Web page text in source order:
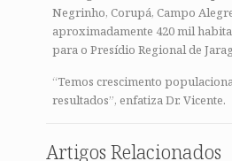
Negrinho, Corupá, Campo
aproximadamente 420 mil
para o Presídio Regional de
“Temos crescimento
resultados”, enfatiza Dr. Vicente.
Artigos Relacionados